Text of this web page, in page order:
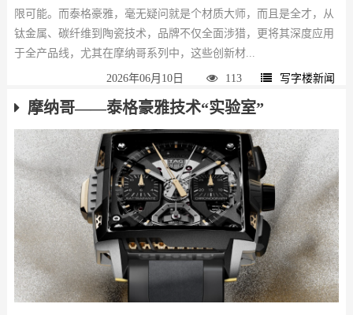
限可能。而泰格豪雅，毫无疑问就是个材质大师，而且是全才，从
钛金属、碳纤维到陶瓷技术，品牌不仅全面涉猎，更将其深度应用
于全产品线，尤其在摩纳哥系列中，这些创新材...
2026年06月10日 113 写字楼新闻
摩纳哥——泰格豪雅技术“实验室”